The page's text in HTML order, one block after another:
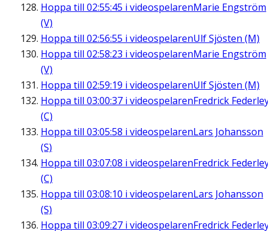
Hoppa till 02:55:45 i videospelarenMarie Engström
(V)
Hoppa till 02:56:55 i videospelarenUlf Sjösten (M)
Hoppa till 02:58:23 i videospelarenMarie Engström
(V)
Hoppa till 02:59:19 i videospelarenUlf Sjösten (M)
Hoppa till 03:00:37 i videospelarenFredrick
(C)
Hoppa till 03:05:58 i videospelarenLars Johansson
(S)
Hoppa till 03:07:08 i videospelarenFredrick
(C)
Hoppa till 03:08:10 i videospelarenLars Johansson
(S)
Hoppa till 03:09:27 i videospelarenFredrick